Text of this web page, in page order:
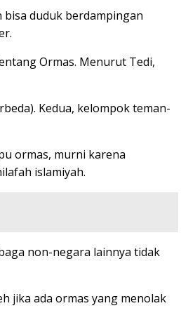
duduk berdampingan
Ormas. Menurut Tedi,
Kedua, kelompok teman-
ormas, murni karena
islamiyah.
non-negara lainnya tidak
jika ada ormas yang menolak